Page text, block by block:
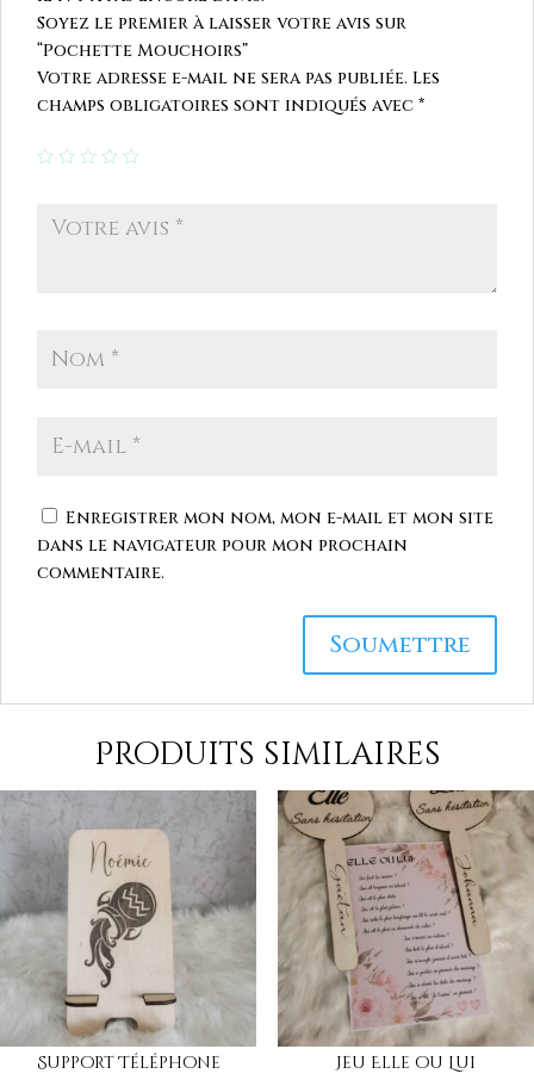
Soyez le premier à laisser votre avis sur
“Pochette Mouchoirs”
Votre adresse e-mail ne sera pas publiée. Les
champs obligatoires sont indiqués avec *
Enregistrer mon nom, mon e-mail et mon site
dans le navigateur pour mon prochain
commentaire.
Produits similaires
Support Téléphone
Jeu Elle ou Lui